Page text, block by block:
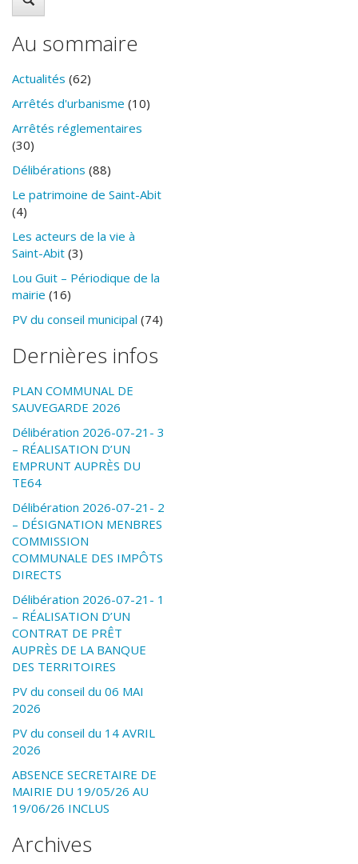
Au sommaire
Actualités (62)
Arrêtés d'urbanisme (10)
Arrêtés réglementaires
(30)
Délibérations (88)
Le patrimoine de Saint-Abit
(4)
Les acteurs de la vie à
Saint-Abit (3)
Lou Guit – Périodique de la
mairie (16)
PV du conseil municipal (74)
Dernières infos
PLAN COMMUNAL DE
SAUVEGARDE 2026
Délibération 2026-07-21- 3
– RÉALISATION D’UN
EMPRUNT AUPRÈS DU
TE64
Délibération 2026-07-21- 2
– DÉSIGNATION MENBRES
COMMISSION
COMMUNALE DES IMPÔTS
DIRECTS
Délibération 2026-07-21- 1
– RÉALISATION D’UN
CONTRAT DE PRÊT
AUPRÈS DE LA BANQUE
DES TERRITOIRES
PV du conseil du 06 MAI
2026
PV du conseil du 14 AVRIL
2026
ABSENCE SECRETAIRE DE
MAIRIE DU 19/05/26 AU
19/06/26 INCLUS
Archives